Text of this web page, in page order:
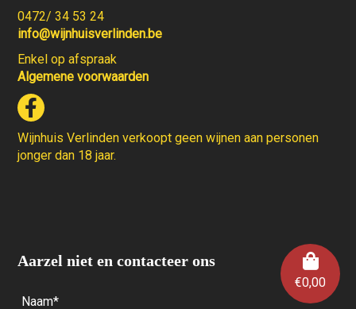
€0,00
0472/ 34 53 24
info@wijnhuisverlinden.be
Enkel op afspraak
Algemene voorwaarden
Wijnhuis Verlinden verkoopt geen wijnen aan personen
jonger dan 18 jaar.
Aarzel niet en contacteer ons